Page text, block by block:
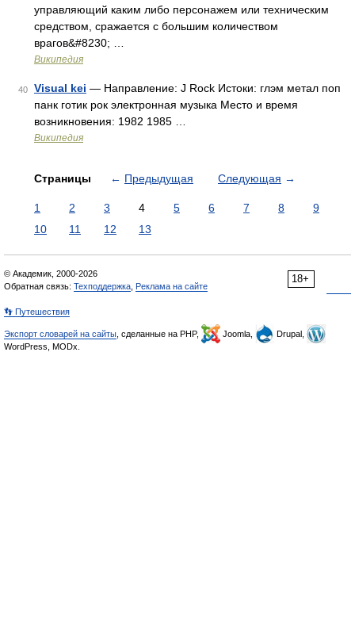
управляющий каким либо персонажем или техническим
средством, сражается с большим количеством
врагов&#8230; …
Википедия
40 Visual kei — Направление: J Rock Истоки: глэм метал поп
панк готик рок электронная музыка Место и время
возникновения: 1982 1985 …
Википедия
Страницы ← Предыдущая Следующая →
1 2 3 4 5 6 7 8
9
10
11 12 13
18+
© Академик, 2000-2026
Обратная связь: Техподдержка Реклама на сайте
👣 Путешествия
Экспорт словарей на сайты , сделанные на PHP, Joomla,
Drupal,
WordPress, MODx.